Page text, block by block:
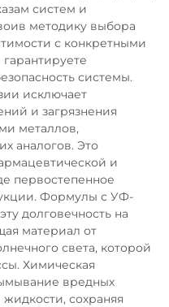
систем и
методику выбора
с конкретными
системы.
исключает
и загрязнения
металлов,
аналогов. Это
и
первостепенное
Формулы с УФ-
долговечность на
материал от
света, которой
Химическая
вредных
сохраняя